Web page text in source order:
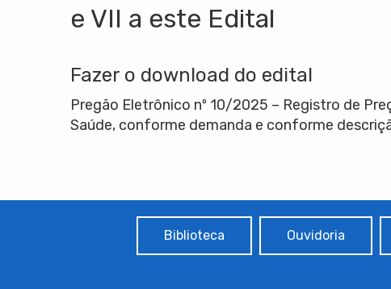
e VII a este Edital
Fazer o download do edital
Pregão Eletrônico nº 10/2025 – Registro de
Saúde, conforme demanda e conforme
Biblioteca Ouvidoria